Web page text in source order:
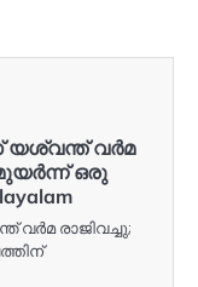
യശ്വന്ത് വർമ
ഒരു
വർമ രാജിവച്ചു;